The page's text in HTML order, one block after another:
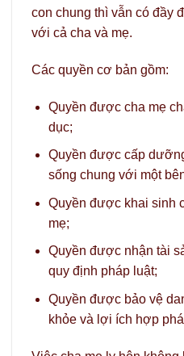
con chung thì vẫn có đầy
với cả cha và mẹ.
Các quyền cơ bản gồm:
Quyền được cha mẹ
dục;
Quyền được cấp
sống chung với một
Quyền được khai sinh
mẹ;
Quyền được nhận tài
quy định pháp luật;
Quyền được bảo vệ
khỏe và lợi ích hợp